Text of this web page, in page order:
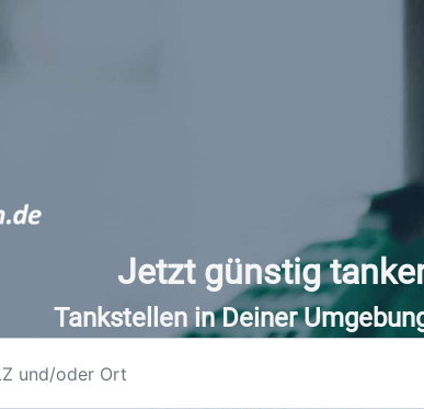
Jetzt günstig
Tankstellen in Deiner